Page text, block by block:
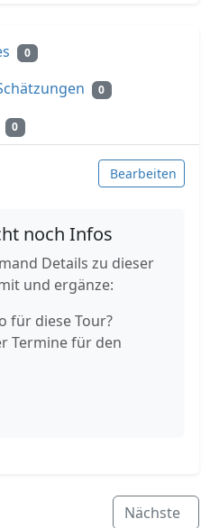
0
0
0
Bearbeiten
noch Infos
Details zu dieser
und ergänze:
für diese Tour?
Termine für den
Nächste